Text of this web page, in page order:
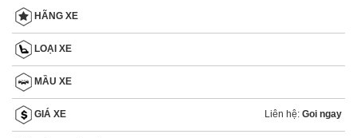
HÃNG XE
LOẠI XE
MẦU XE
GIÁ XE Liên hệ: Goi ngay